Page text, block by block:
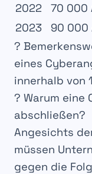
2022
70 000
2023
90 000
?
eines
innerhalb von
?️ Warum eine
abschließen?
Angesichts
müssen
gegen die